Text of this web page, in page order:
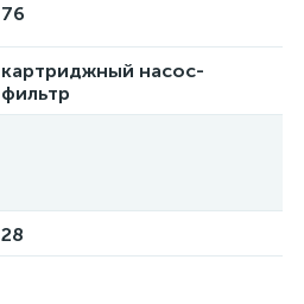
76
картриджный насос-
фильтр
28